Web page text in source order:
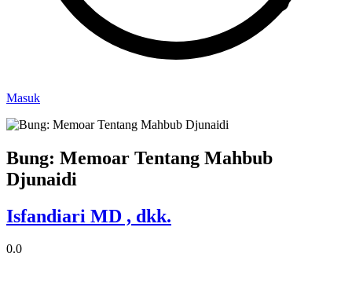
Masuk
Bung: Memoar Tentang Mahbub
Djunaidi
Isfandiari MD , dkk.
0.0